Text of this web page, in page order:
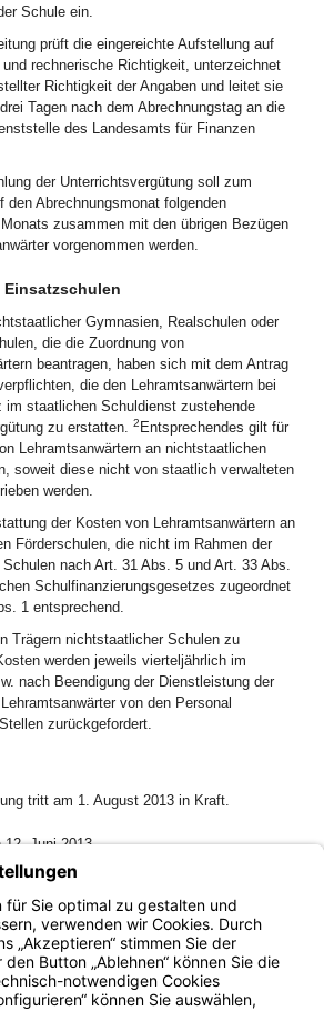
Schule ein.
prüft die eingereichte Aufstellung auf
rechnerische Richtigkeit, unterzeichnet
Richtigkeit der Angaben und leitet sie
Tagen nach dem Abrechnungstag an die
des Landesamts für Finanzen
der Unterrichtsvergütung soll zum
den Abrechnungsmonat folgenden
zusammen mit den übrigen Bezügen
vorgenommen werden.
Gymnasien, Realschulen oder
die die Zuordnung von
beantragen, haben sich mit dem Antrag
die den Lehramtsanwärtern bei
im staatlichen Schuldienst zustehende
zu erstatten. 2 Entsprechendes gilt für
Lehramtsanwärtern an nichtstaatlichen
soweit diese nicht von staatlich verwalteten
werden.
der Kosten von Lehramtsanwärtern an
Förderschulen, die nicht im Rahmen der
Schulen nach Art. 31 Abs. 5 und Art. 33 Abs.
Schulfinanzierungsgesetzes zugeordnet
1 entsprechend.
Trägern nichtstaatlicher Schulen zu
werden jeweils vierteljährlich im
nach Beendigung der Dienstleistung der
von den Personal
zurückgefordert.
tritt am 1. August 2013 in Kraft.
12. Juni 2013
für Unterricht und
Staatsminister